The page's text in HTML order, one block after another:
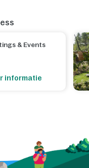
& Events
informatie